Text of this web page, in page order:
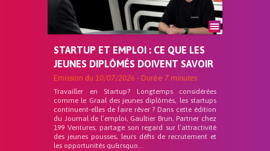
STARTUP ET EMPLOI : CE QUE LES
JEUNES DIPLÔMÉS DOIVENT SAVOIR
Emission du 10/07/2026 - Durée 7 minutes
Travailler en Startup? Longtemps considérées
comme le Graal des jeunes diplômés, les startups
continuent-elles de faire rêver ? Dans cette édition
du Journal de l’emploi, Gaultier Brun, Partner chez
199 Ventures, partage son regard sur l’attractivité
des jeunes pousses, leurs défis de recrutement et
les opportunités qu&rsquo...